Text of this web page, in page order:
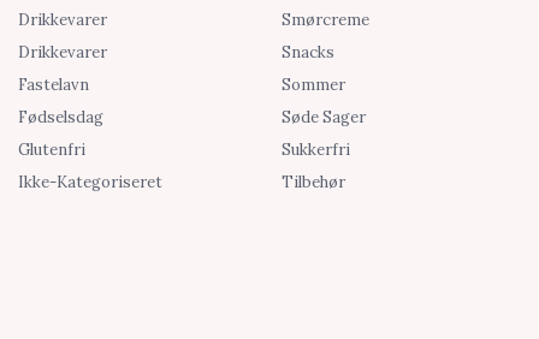
Drikkevarer
Drikkevarer
Fastelavn
Fødselsdag
Glutenfri
Ikke-Kategoriseret
Smørcreme
Snacks
Sommer
Søde Sager
Sukkerfri
Tilbehør